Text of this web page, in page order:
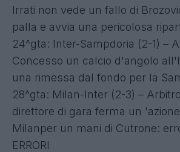
Irrati non vede un fallo di
palla e avvia una pericolosa
24^gta: Inter-Sampdoria (2-1) –
Concesso un calcio d'angolo
una rimessa dal fondo per la
28^gta: Milan-Inter (2-3) –
direttore di gara ferma un
Milanper un mani di Cutrone:
ERRORI